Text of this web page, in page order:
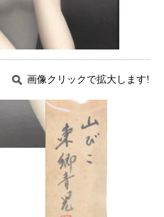
画像クリックで拡大します!